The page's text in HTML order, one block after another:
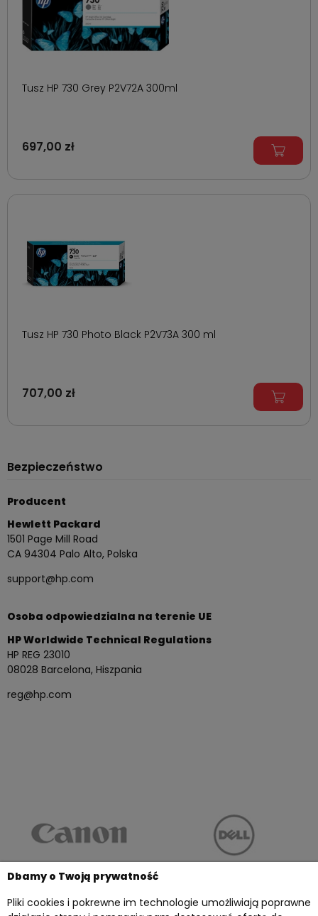
Tusz HP 730 Grey P2V72A 300ml
697,00 zł
Tusz HP 730 Photo Black P2V73A 300 ml
707,00 zł
Bezpieczeństwo
Producent
Hewlett Packard
1501 Page Mill Road
CA 94304 Palo Alto, Polska
support@hp.com
Osoba odpowiedzialna na terenie UE
HP Worldwide Technical Regulations
HP REG 23010
08028 Barcelona, Hiszpania
reg@hp.com
Dbamy o Twoją prywatność
Pliki cookies i pokrewne im technologie umożliwiają poprawne